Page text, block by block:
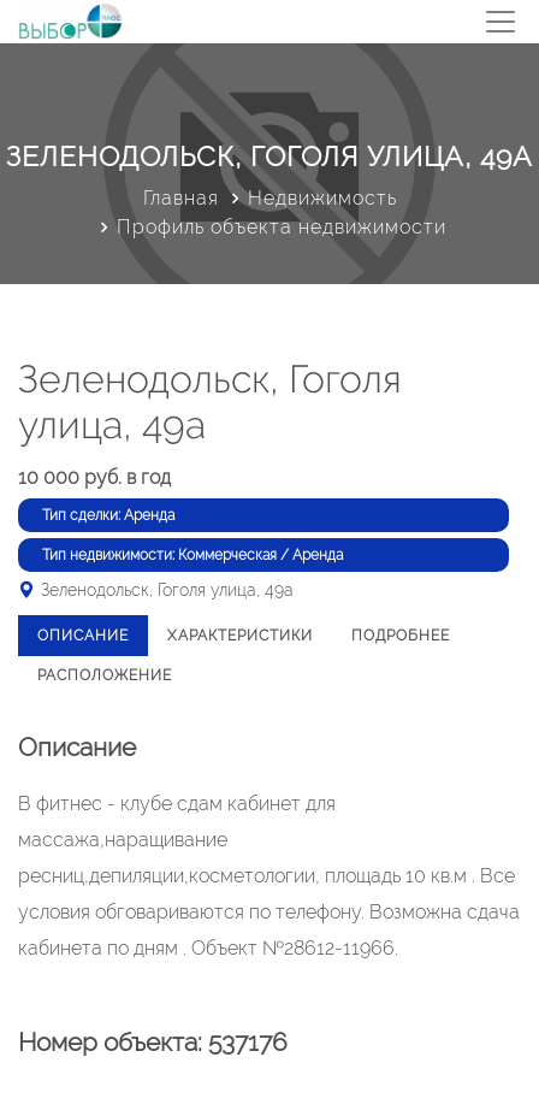
ЗЕЛЕНОДОЛЬСК, ГОГОЛЯ УЛИЦА, 49А
Главная
Недвижимость
Профиль объекта недвижимости
Зеленодольск, Гоголя
улица, 49а
10 000 руб. в год
Тип сделки: Аренда
Тип недвижимости: Коммерческая / Аренда
Зеленодольск, Гоголя улица, 49а
ОПИСАНИЕ ХАРАКТЕРИСТИКИ ПОДРОБНЕЕ
РАСПОЛОЖЕНИЕ
Описание
В фитнес - клубе сдам кабинет для
массажа,наращивание
ресниц,депиляции,косметологии, площадь 10 кв.м . Все
условия обговариваются по телефону. Возможна сдача
кабинета по дням . Объект №28612-11966.
Номер объекта: 537176